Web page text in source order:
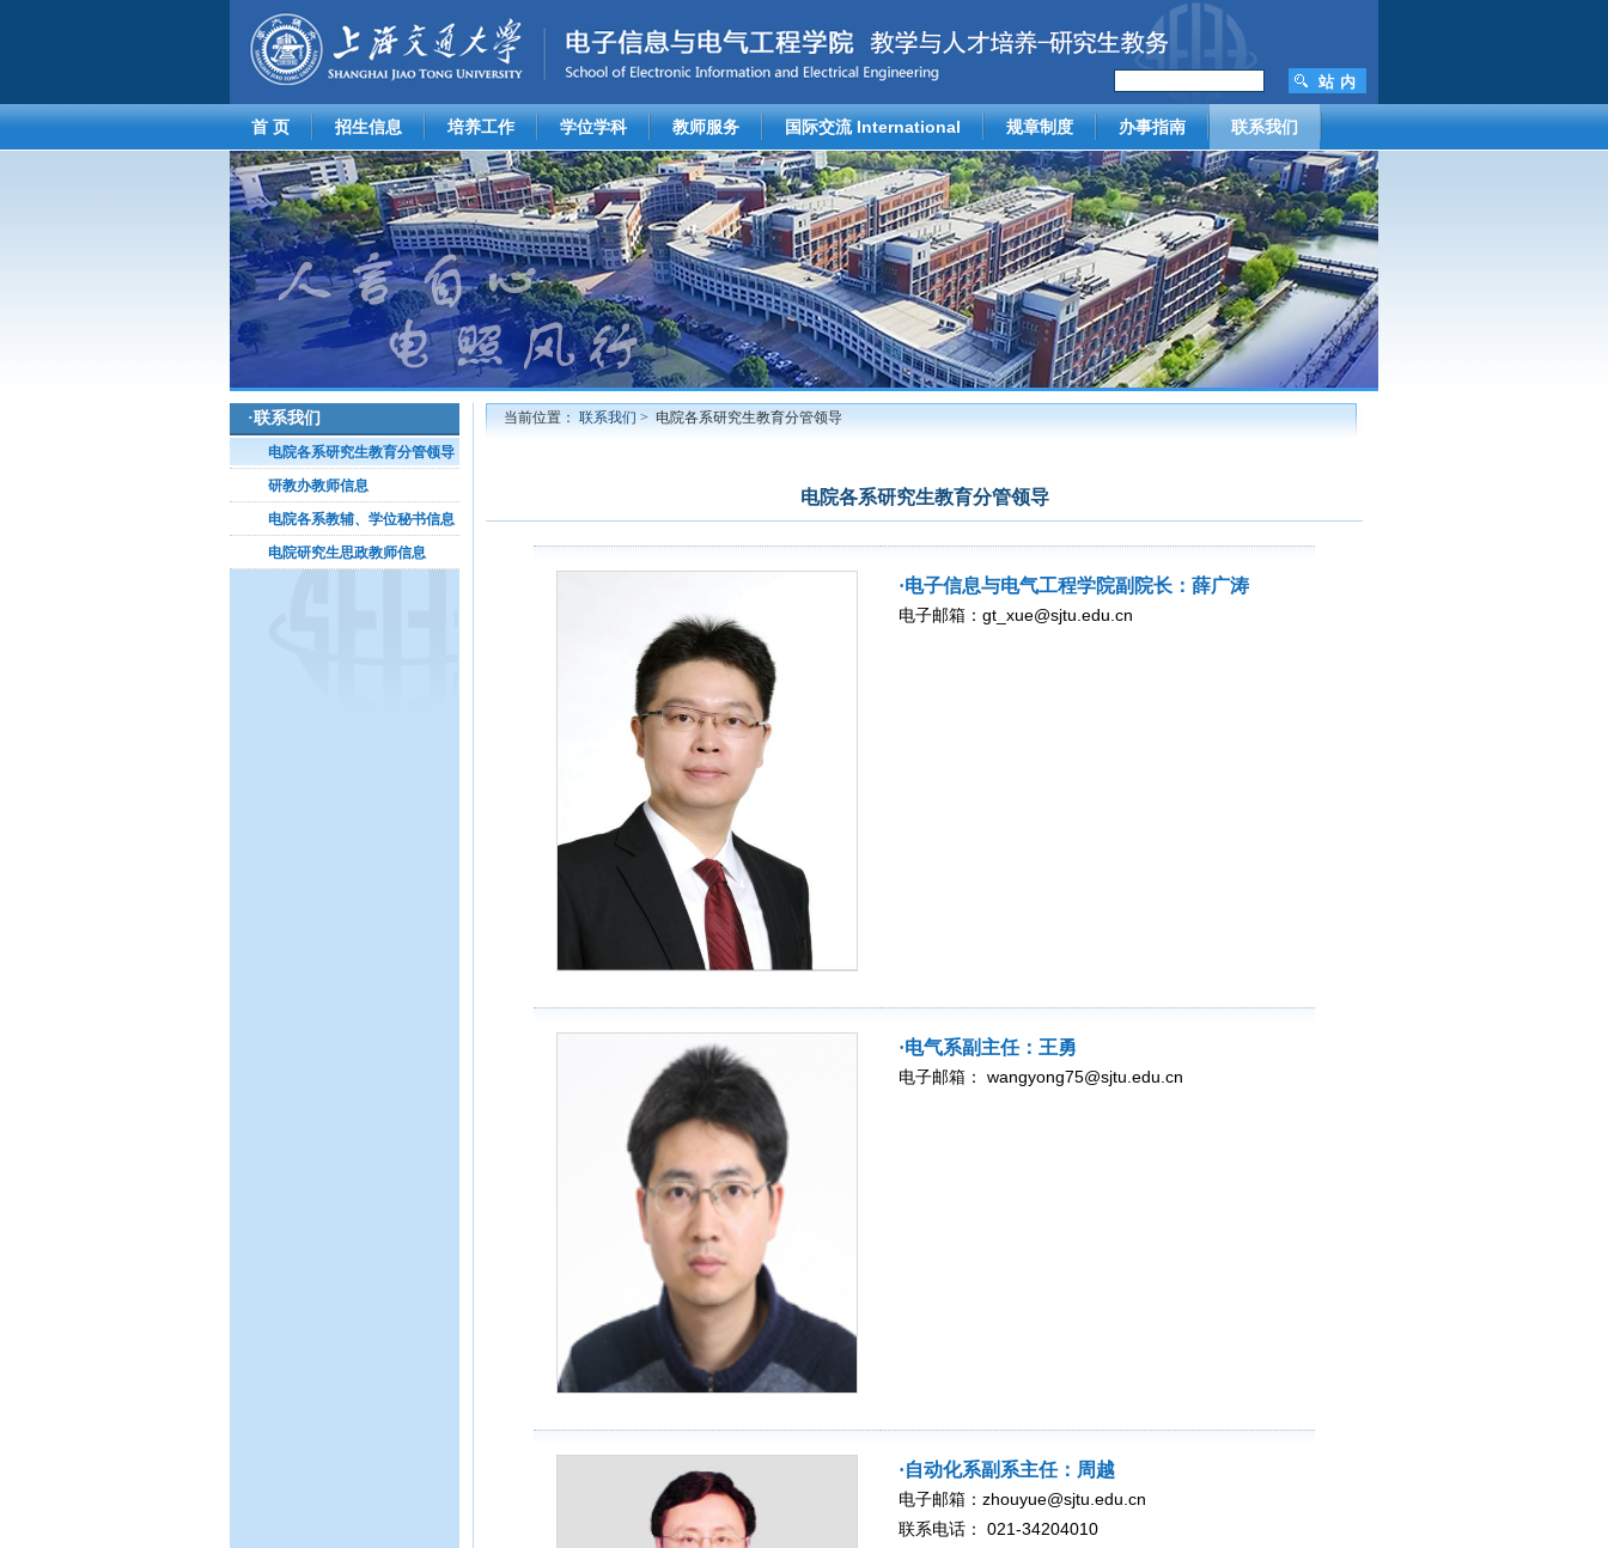
首 页 招生信息 培养工作 学位学科 教师服务 国际交流 International 规章制度 办事指南 联系我们
·联系我们
电院各系研究生教育分管领导
研教办教师信息
电院各系教辅、学位秘书信息
电院研究生思政教师信息
当前位置： 联系我们 > 电院各系研究生教育分管领导
电院各系研究生教育分管领导
·电子信息与电气工程学院副院长：薛广涛
电子邮箱：gt_xue@sjtu.edu.cn
·电气系副主任：王勇
电子邮箱： wangyong75@sjtu.edu.cn
·自动化系副系主任：周越
电子邮箱：zhouyue@sjtu.edu.cn
联系电话： 021-34204010